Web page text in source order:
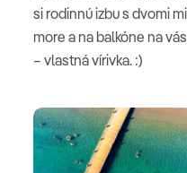
si rodinnú izbu s dvomi
more a na balkóne na
– vlastná vírivka. :)